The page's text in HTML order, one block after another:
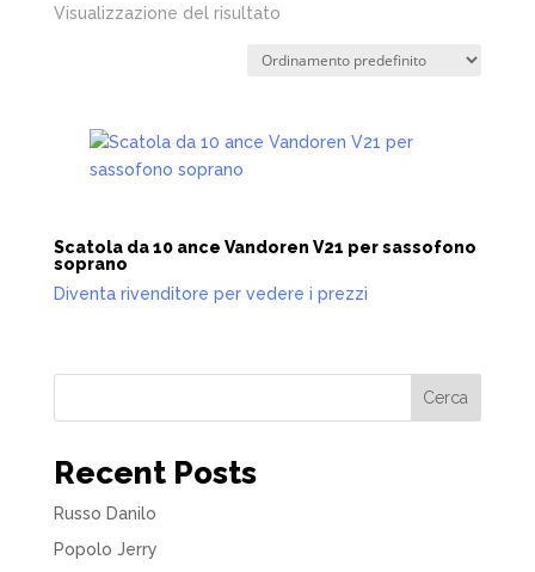
Visualizzazione del risultato
Scatola da 10 ance Vandoren V21 per sassofono
soprano
Diventa rivenditore per vedere i prezzi
Cerca
Recent Posts
Russo Danilo
Popolo Jerry